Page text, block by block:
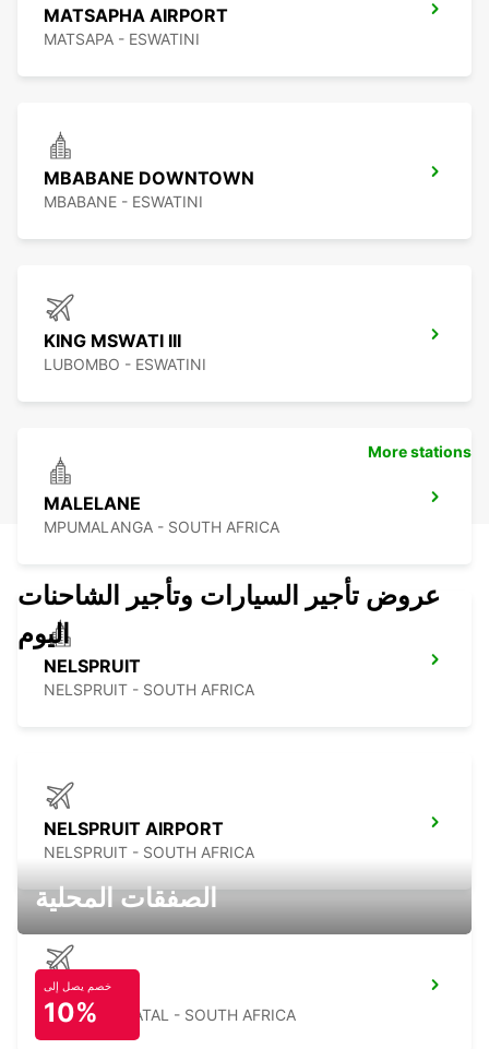
MATSAPHA AIRPORT
MATSAPA - ESWATINI
MBABANE DOWNTOWN
MBABANE - ESWATINI
KING MSWATI III
LUBOMBO - ESWATINI
MALELANE
MPUMALANGA - SOUTH AFRICA
NELSPRUIT
NELSPRUIT - SOUTH AFRICA
NELSPRUIT AIRPORT
NELSPRUIT - SOUTH AFRICA
MKUZE
KWAZULU NATAL - SOUTH AFRICA
More stations
عروض تأجير السيارات وتأجير الشاحنات
اليوم
الصفقات المحلية
خصم يصل إلى
10%